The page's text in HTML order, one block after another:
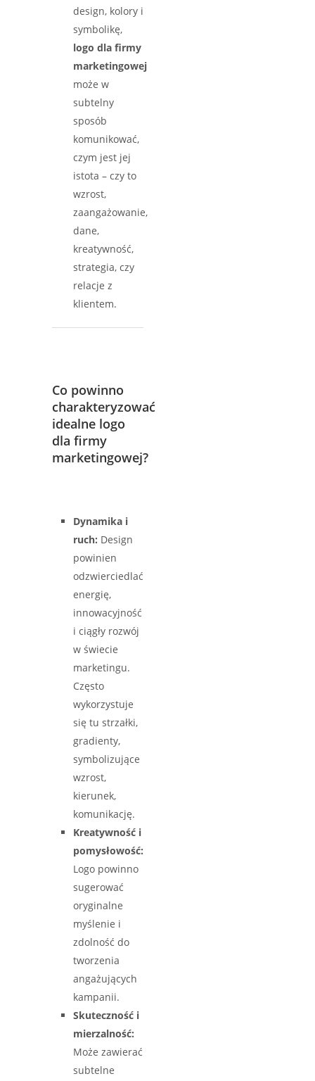
design, kolory i
symbolikę,
logo dla firmy
marketingowej
może w
subtelny
sposób
komunikować,
czym jest jej
istota – czy to
wzrost,
zaangażowanie,
dane,
kreatywność,
strategia, czy
relacje z
klientem.
Co powinno
charakteryzować
idealne logo
dla firmy
marketingowej?
Dynamika i
ruch: Design
powinien
odzwierciedlać
energię,
innowacyjność
i ciągły rozwój
w świecie
marketingu.
Często
wykorzystuje
się tu strzałki,
gradienty,
symbolizujące
wzrost,
kierunek,
komunikację.
Kreatywność i
pomysłowość:
Logo powinno
sugerować
oryginalne
myślenie i
zdolność do
tworzenia
angażujących
kampanii.
Skuteczność i
mierzalność:
Może zawierać
subtelne